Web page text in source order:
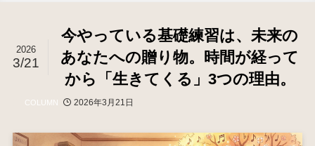
今やっている基礎練習は、未来の
あなたへの贈り物。時間が経って
から「生きてくる」3つの理由。
2026
3/21
COLUMN 2026年3月21日